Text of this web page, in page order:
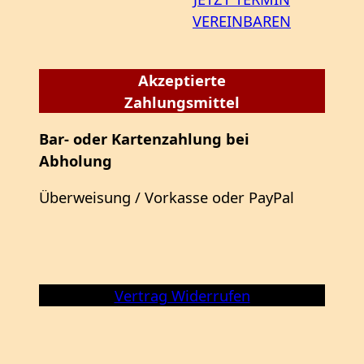
VEREINBAREN
Akzeptierte
Zahlungsmittel
Bar- oder Kartenzahlung bei
Abholung
Überweisung / Vorkasse oder PayPal
Vertrag Widerrufen